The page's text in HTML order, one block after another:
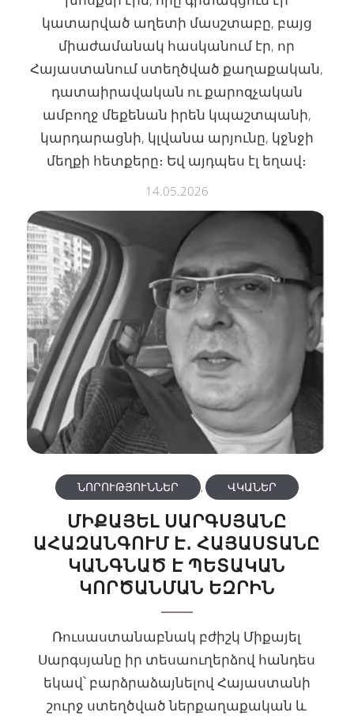
կատարված աղետի մասշտաբը, բայց
միաժամանակ հասկանում էր, որ
Հայաստանում ստեղծված քաղաքական,
դատաիրավական ու քարոզչական
ամբողջ մեքենան իրեն կպաշտպանի,
կարդարացնի, կլվանա արյունը, կջնջի
մեղքի հետքերը։ Եվ այդպես էլ եղավ։
14.05.2026
ՄԻՔԱՅԵԼ ՍԱՐԳՍՅԱՆԸ
ԱՀԱԶԱՆԳՈՒՄ Է․ ՀԱՅԱՍՏԱՆԸ
ԿԱՆԳՆԱԾ Է ՊԵՏԱԿԱՆ
ԿՈՐԾԱՆՄԱՆ ԵԶՐԻՆ
ՆՈՐՈՒԹՅՈՒՆՆԵՐ , ՎԿԱՆԵՐ
Ռուսաստանաբնակ բժիշկ Միքայել
Սարգսյանը իր տեսաուղերձով հանդես
եկավ՝ բարձրաձայնելով Հայաստանի
շուրջ ստեղծված ներքաղաքական և